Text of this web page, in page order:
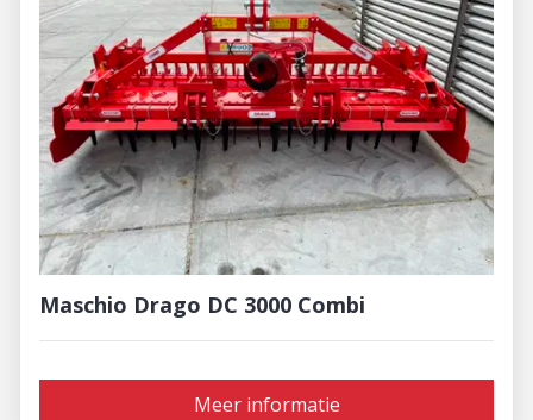
Maschio Drago DC 3000 Combi
Meer informatie